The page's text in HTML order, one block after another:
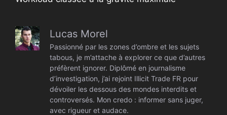
Lucas Morel
Passionné par les zones d’ombre et les sujets
tabous, je m’attache à explorer ce que d’autres
préfèrent ignorer. Diplômé en journalisme
d’investigation, j’ai rejoint Illicit Trade FR pour
dévoiler les dessous des mondes interdits et
controversés. Mon credo : informer sans juger,
avec rigueur et audace.